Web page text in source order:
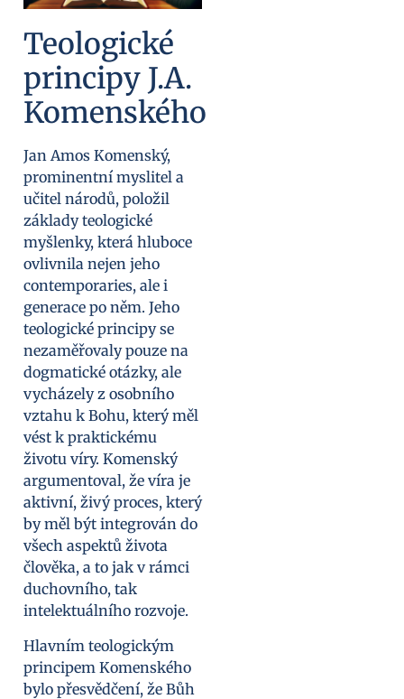
Teologické
principy J.A.
Komenského
Jan Amos Komenský,
prominentní myslitel a
učitel národů, položil
základy teologické
myšlenky, která hluboce
ovlivnila nejen jeho
contemporaries, ale i
generace po něm. Jeho
teologické principy se
nezaměřovaly pouze na
dogmatické otázky, ale
vycházely z osobního
vztahu k Bohu, který měl
vést k praktickému
životu víry. Komenský
argumentoval, že víra je
aktivní, živý proces, který
by měl být integrován do
všech aspektů života
člověka, a to jak v rámci
duchovního, tak
intelektuálního rozvoje.
Hlavním teologickým
principem Komenského
bylo přesvědčení, že Bůh